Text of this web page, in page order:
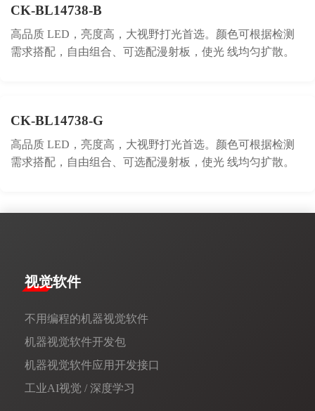
CK-BL14738-B
高品质 LED，亮度高，大视野打光首选。颜色可根据检测
需求搭配，自由组合、可选配漫射板，使光 线均匀扩散。
CK-BL14738-G
高品质 LED，亮度高，大视野打光首选。颜色可根据检测
需求搭配，自由组合、可选配漫射板，使光 线均匀扩散。
视觉软件
不用编程的机器视觉软件
机器视觉软件开发包
机器视觉软件应用开发接口
工业AI视觉 / 深度学习